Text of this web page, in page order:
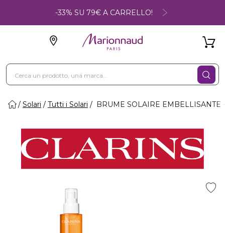
-33% SU 79€ A CARRELLO!
Solari Tutti i Solari BRUME SOLAIRE